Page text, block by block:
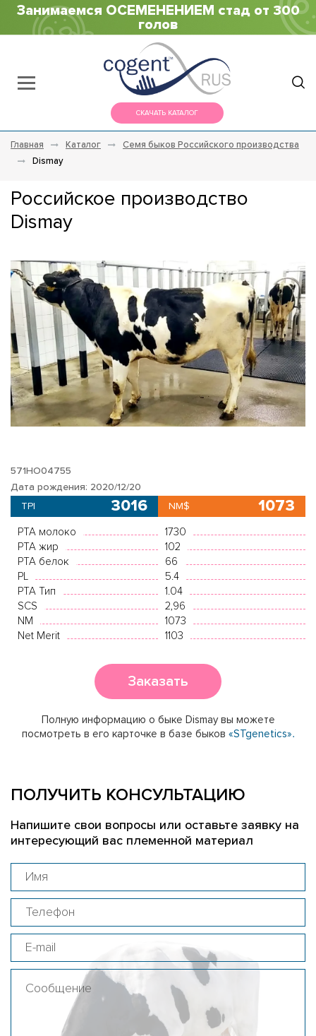
Занимаемся ОСЕМЕНЕНИЕМ стад от 300
голов
СКАЧАТЬ КАТАЛОГ
Главная Каталог
Семя быков Российского производства
Dismay
Российское производство
Dismay
571HO04755
Дата рождения: 2020/12/20
TPI
3016 NM$ 1073
PTA молоко
1730
PTA жир
102
PTA белок
66
PL
5.4
PTA Тип
1.04
SCS
2,96
NM
1073
Net Merit
1103
Заказать
Полную информацию о быке Dismay вы можете
посмотреть в его карточке в базе быков «STgenetics».
ПОЛУЧИТЬ КОНСУЛЬТАЦИЮ
Напишите свои вопросы или оставьте заявку на
интересующий вас племенной материал